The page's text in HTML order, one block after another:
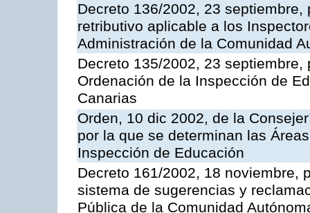
Decreto 136/2002, 23
retributivo aplicable a los
Administración de la Comunidad
Decreto 135/2002, 23
Ordenación de la Inspección de
Canarias
Orden, 10 dic 2002, de la
por la que se determinan las
Inspección de Educación
Decreto 161/2002, 18 noviembre,
sistema de sugerencias y
Pública de la Comunidad